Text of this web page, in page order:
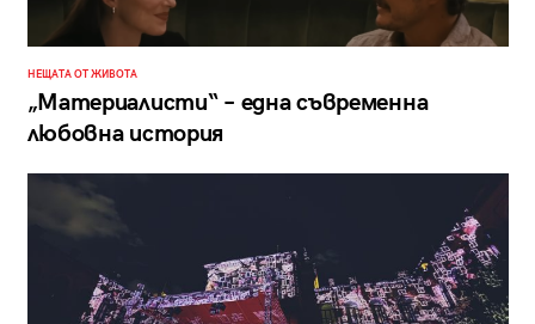
НЕЩАТА ОТ ЖИВОТА
„Материалисти“ – една съвременна
любовна история